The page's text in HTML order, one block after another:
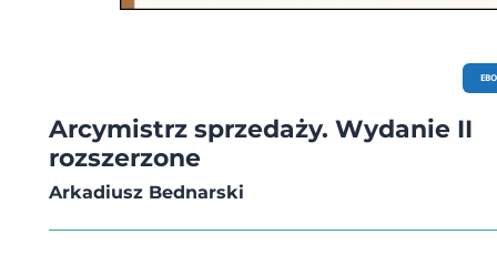
Arcymistrz sprzedaży. Wydanie II
rozszerzone
Arkadiusz Bednarski